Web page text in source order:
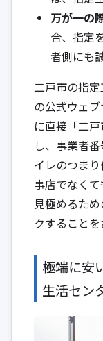
万が一の
合、指定
者側にも
二戸市の指
の公式ウェ
に直接「二
し、事業者
イレのつま
事店でなく
見極めるた
クすることを
極端に安
生活セン